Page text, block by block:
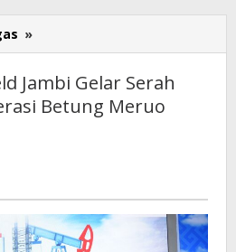
»
EP
Field
Jambi
Gelar
Betung
Meruo
Senami
Jambi Gelar Serah
Betung Meruo